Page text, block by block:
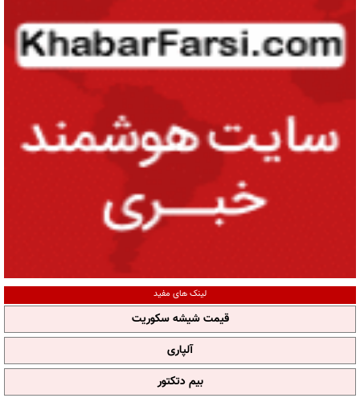
لینک های مفید
قیمت شیشه سکوریت
آلپاری
بیم دتکتور